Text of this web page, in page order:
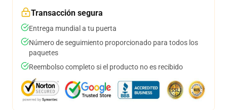
Transacción segura
Entrega mundial a tu puerta
Número de seguimiento proporcionado para todos los
paquetes
Reembolso completo si el producto no es recibido